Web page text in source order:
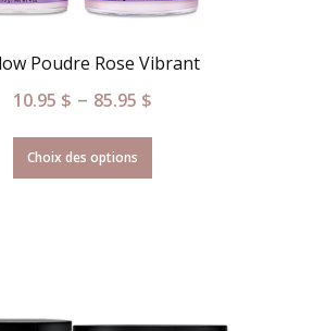
Poudre Rose Vibrant
10.95 $ – 85.95 $
Choix des options